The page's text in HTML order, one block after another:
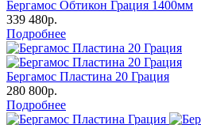
Бергамос Обтикон Грация 1400мм
339 480р.
Подробнее
Бергамос Пластина 20 Грация
280 800р.
Подробнее